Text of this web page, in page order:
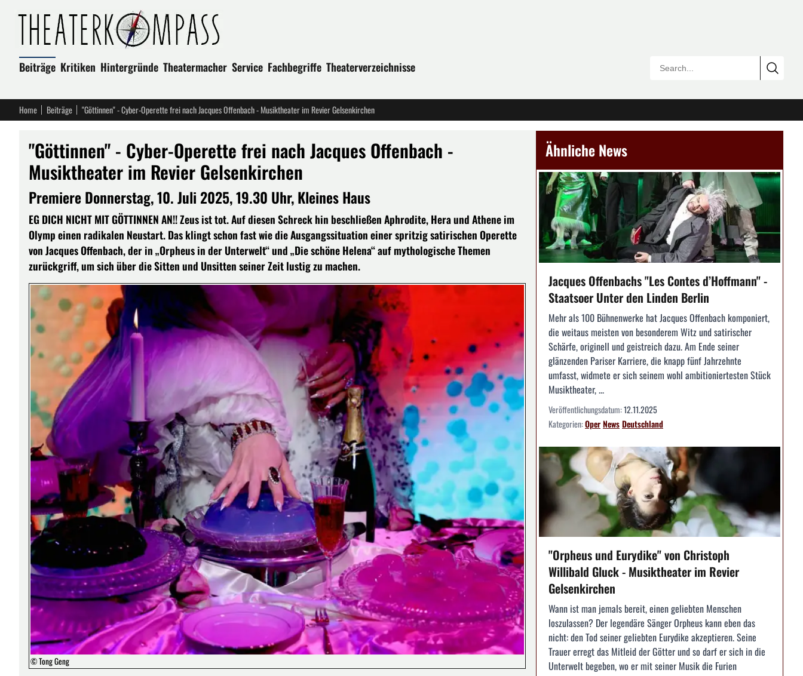
Beiträge Kritiken Hintergründe Theatermacher Service Fachbegriffe Theaterverzeichnisse
Home Beiträge "Göttinnen" - Cyber-Operette frei nach Jacques Offenbach - Musiktheater im Revier Gelsenkirchen
"Göttinnen" - Cyber-Operette frei nach Jacques Offenbach -
Musiktheater im Revier Gelsenkirchen
Premiere Donnerstag, 10. Juli 2025, 19.30 Uhr, Kleines Haus
EG DICH NICHT MIT GÖTTINNEN AN!! Zeus ist tot. Auf diesen Schreck hin beschließen Aphrodite, Hera und Athene im
Olymp einen radikalen Neustart. Das klingt schon fast wie die Ausgangssituation einer spritzig satirischen Operette
von Jacques Offenbach, der in „Orpheus in der Unterwelt“ und „Die schöne Helena“ auf mythologische Themen
zurückgriff, um sich über die Sitten und Unsitten seiner Zeit lustig zu machen.
© Tong Geng
Ähnliche News
Jacques Offenbachs "Les Contes d’Hoffmann" -
Staatsoer Unter den Linden Berlin
Mehr als 100 Bühnenwerke hat Jacques Offenbach komponiert,
die weitaus meisten von besonderem Witz und satirischer
Schärfe, originell und geistreich dazu. Am Ende seiner
glänzenden Pariser Karriere, die knapp fünf Jahrzehnte
umfasst, widmete er sich seinem wohl ambitioniertesten Stück
Musiktheater, ...
Veröffentlichungsdatum:12.11.2025
Kategorien:OperNewsDeutschland
"Orpheus und Eurydike" von Christoph
Willibald Gluck - Musiktheater im Revier
Gelsenkirchen
Wann ist man jemals bereit, einen geliebten Menschen
loszulassen? Der legendäre Sänger Orpheus kann eben das
nicht: den Tod seiner geliebten Eurydike akzeptieren. Seine
Trauer erregt das Mitleid der Götter und so darf er sich in die
Unterwelt begeben, wo er mit seiner Musik die Furien